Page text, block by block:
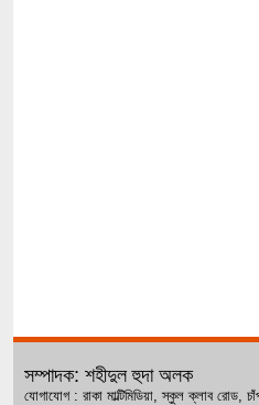
সম্পাদক: শহীদুল হুদা অলক
যোগাযোগ : রাকা মাল্টিমিডিয়া, স্কুল ক্লাব